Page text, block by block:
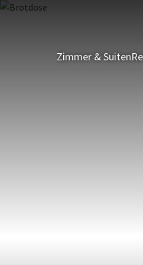
Zimmer & Suiten